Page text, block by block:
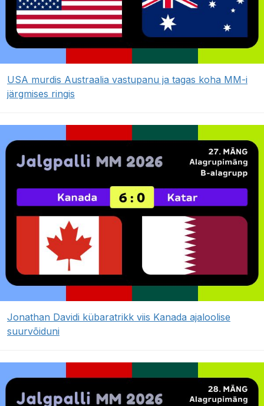
USA murdis Austraalia vastupanu ja tagas koha MM-i
järgmises ringis
Jonathan Davidi kübaratrikk viis Kanada ajaloolise
suurvõiduni